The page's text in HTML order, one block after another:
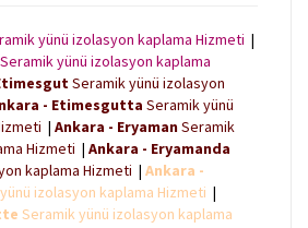
n
g
e
yünü izolasyon kaplama Hizmeti |
Seramik yünü izolasyon kaplama
Seramik yünü izolasyon
- Etimesgutta Seramik yünü
| Ankara - EryamanSeramik
Hizmeti | Ankara - Eryamanda
kaplama Hizmeti | Ankara -
izolasyon kaplama Hizmeti |
Seramik yünü izolasyon kaplama